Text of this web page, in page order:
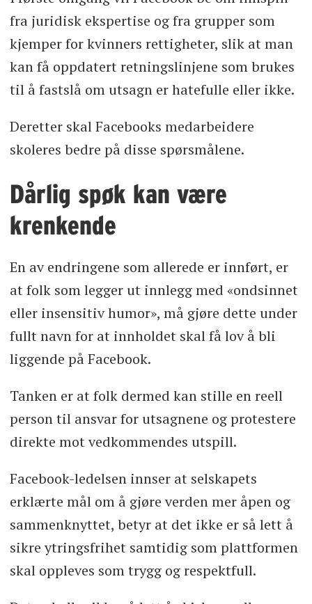
fra juridisk ekspertise og fra grupper som
kjemper for kvinners rettigheter, slik at man
kan få oppdatert retningslinjene som brukes
til å fastslå om utsagn er hatefulle eller ikke.
Deretter skal Facebooks medarbeidere
skoleres bedre på disse spørsmålene.
Dårlig spøk kan være
krenkende
En av endringene som allerede er innført, er
at folk som legger ut innlegg med «ondsinnet
eller insensitiv humor», må gjøre dette under
fullt navn for at innholdet skal få lov å bli
liggende på Facebook.
Tanken er at folk dermed kan stille en reell
person til ansvar for utsagnene og protestere
direkte mot vedkommendes utspill.
Facebook-ledelsen innser at selskapets
erklærte mål om å gjøre verden mer åpen og
sammenknyttet, betyr at det ikke er så lett å
sikre ytringsfrihet samtidig som plattformen
skal oppleves som trygg og respektfull.